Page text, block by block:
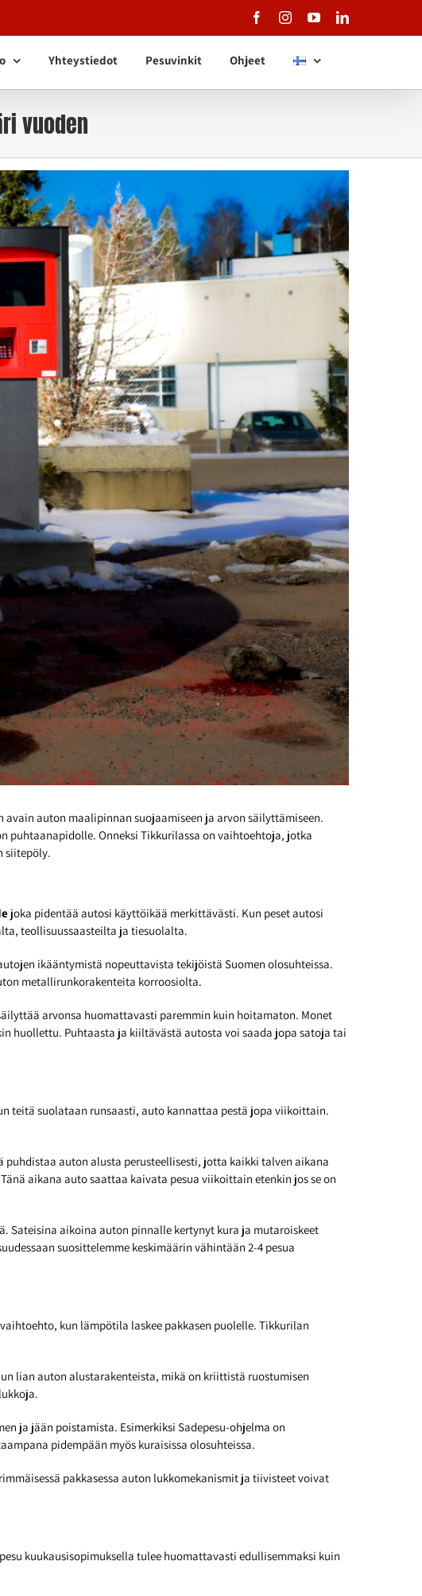
FacebookInstagramYouTubeLinkedIn
Yhteystiedot Pesuvinkit Ohjeet
vuoden
auton maalipinnan suojaamiseen ja arvon säilyttämiseen.
puhtaanapidolle. Onneksi Tikkurilassa on vaihtoehtoja, jotka
siitepöly.
joka pidentää autosi käyttöikää merkittävästi. Kun peset autosi
teollisuussaasteilta ja tiesuolalta.
ikääntymistä nopeuttavista tekijöistä Suomen olosuhteissa.
metallirunkorakenteita korroosiolta.
arvonsa huomattavasti paremmin kuin hoitamaton. Monet
huollettu. Puhtaasta ja kiiltävästä autosta voi saada jopa satoja tai
teitä suolataan runsaasti, auto kannattaa pestä jopa viikoittain.
auton alusta perusteellisesti, jotta kaikki talven aikana
aikana auto saattaa kaivata pesua viikoittain etenkin jos se on
Sateisina aikoina auton pinnalle kertynyt kura ja mutaroiskeet
suosittelemme keskimäärin vähintään 2-4 pesua
kun lämpötila laskee pakkasen puolelle. Tikkurilan
lian auton alustarakenteista, mikä on kriittistä ruostumisen
ja jään poistamista. Esimerkiksi Sadepesu-ohjelma on
pidempään myös kuraisissa olosuhteissa.
pakkasessa auton lukkomekanismit ja tiivisteet voivat
kuukausisopimuksella tulee huomattavasti edullisemmaksi kuin